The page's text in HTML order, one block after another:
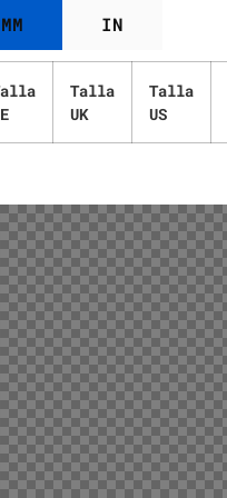
MM IN
Talla
UK
Talla
US